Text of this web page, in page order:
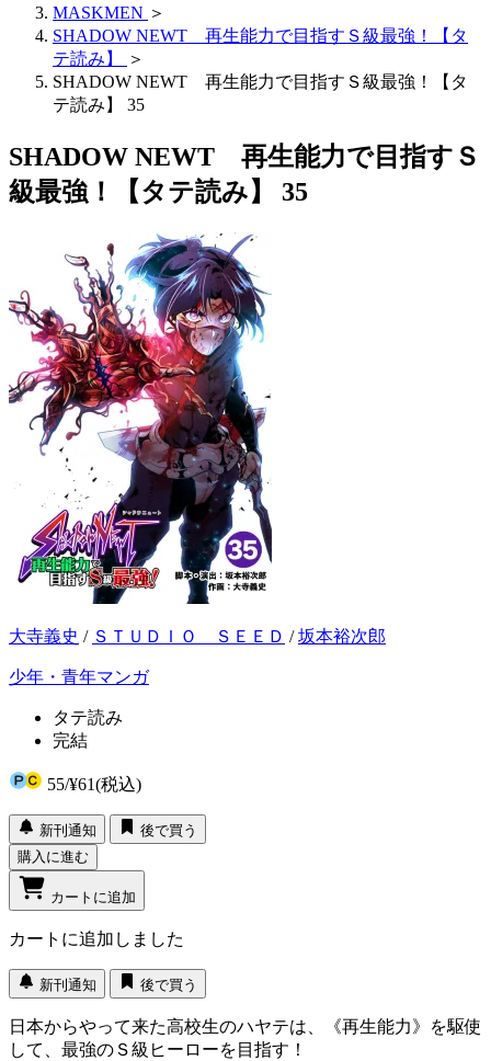
MASKMEN ＞
SHADOW NEWT 再生能力で目指すＳ級最強！【タ
テ読み】
＞
SHADOW NEWT 再生能力で目指すＳ級最強！【タ
テ読み】 35
SHADOW NEWT 再生能力で目指すＳ
級最強！【タテ読み】 35
大寺義史 / ＳＴＵＤＩＯ ＳＥＥＤ /坂本裕次郎
少年・青年マンガ
タテ読み
完結
55/¥61(税込)
新刊通知
後で買う
購入に進む
カートに追加
カートに追加しました
新刊通知 後で買う
日本からやって来た高校生のハヤテは、《再生能力》を駆使
して、最強のＳ級ヒーローを目指す！